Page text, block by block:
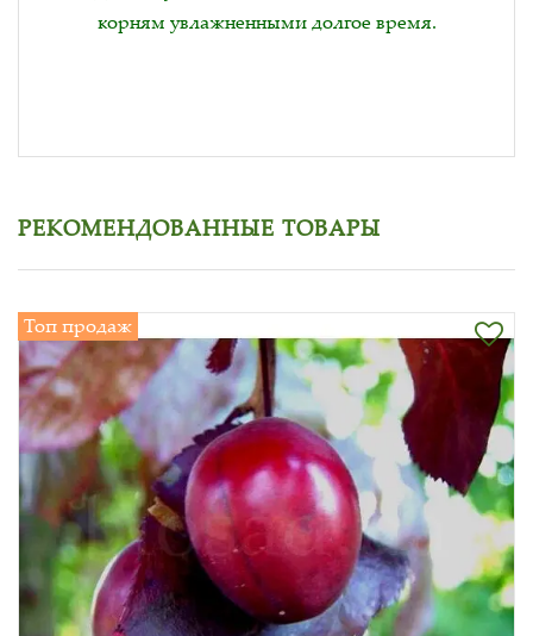
корням увлажненными долгое время.
РЕКОМЕНДОВАННЫЕ ТОВАРЫ
Топ продаж